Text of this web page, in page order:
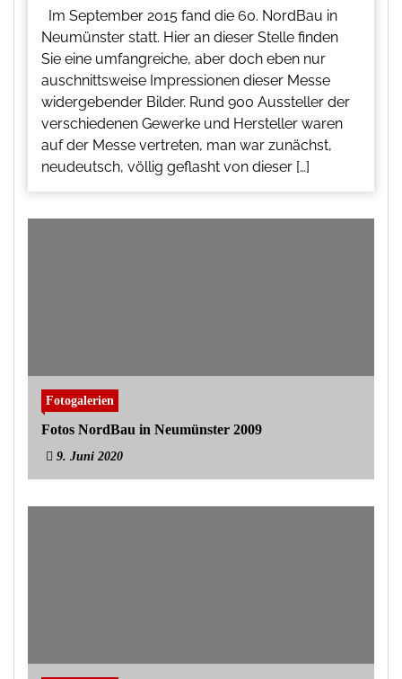
Im September 2015 fand die 60. NordBau in
Neumünster statt. Hier an dieser Stelle finden
Sie eine umfangreiche, aber doch eben nur
auschnittsweise Impressionen dieser Messe
widergebender Bilder. Rund 900 Aussteller der
verschiedenen Gewerke und Hersteller waren
auf der Messe vertreten, man war zunächst,
neudeutsch, völlig geflasht von dieser […]
Fotogalerien
Fotos NordBau in Neumünster 2009
9. Juni 2020